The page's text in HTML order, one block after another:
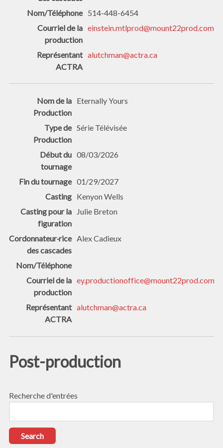
514-448-6454
einstein.mtlprod@mount22prod.com
alutchman@actra.ca
Eternally Yours
Série Télévisée
08/03/2026
01/29/2027
Kenyon Wells
Julie Breton
Alex Cadieux
ey.productionoffice@mount22prod.com
alutchman@actra.ca
Post-production
Recherche d'entrées